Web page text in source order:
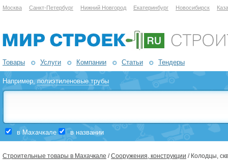
Москва Санкт-Петербург Нижний Новгород Екатеринбург Новосибирск
Товары Услуги Компании Статьи Тендеры
Например,полиэтиленовые трубы
в Махачкале в названии
Строительные товары в Махачкале /Сооружения, конструкции / Колодцы,